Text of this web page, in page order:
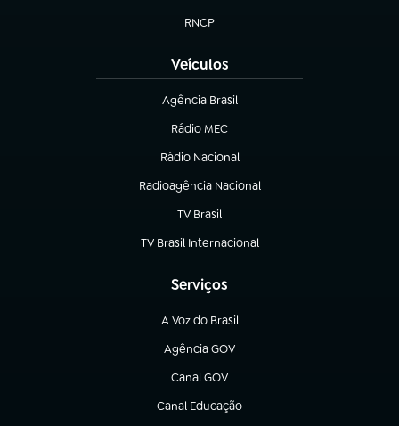
RNCP
(abre em nova aba)
Veículos
Agência Brasil
(abre em nova aba)
Rádio MEC
(abre em nova aba)
Rádio Nacional
Radioagência Nacional
(abre em nova aba)
TV Brasil
(abre em nova aba)
TV Brasil Internacional
(abre em nova aba)
Serviços
A Voz do Brasil
(abre em nova aba)
Agência GOV
(abre em nova aba)
Canal GOV
(abre em nova aba)
Canal Educação
(abre em nova aba)